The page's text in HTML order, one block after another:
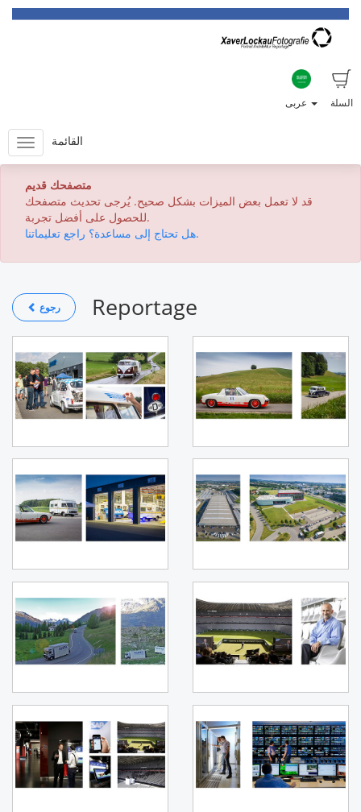
السلة
القائمة
متصفحك قديم
قد لا تعمل بعض الميزات بشكل صحيح. يُرجى تحديث متصفحك
للحصول على أفضل تجربة.
هل تحتاج إلى مساعدة؟ راجع تعليماتنا.
رجوع Reportage